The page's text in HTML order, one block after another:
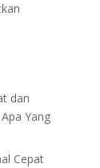
dan
Yang
Cepat